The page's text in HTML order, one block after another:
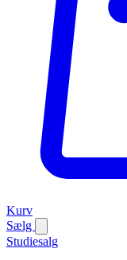
Kurv
Sælg
Studiesalg